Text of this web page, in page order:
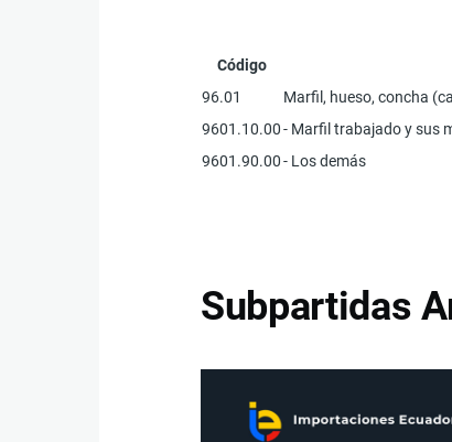
Código
96.01
Marfil, hueso, concha
9601.10.00- Marfil trabajado y sus
9601.90.00- Los demás
Subpartidas